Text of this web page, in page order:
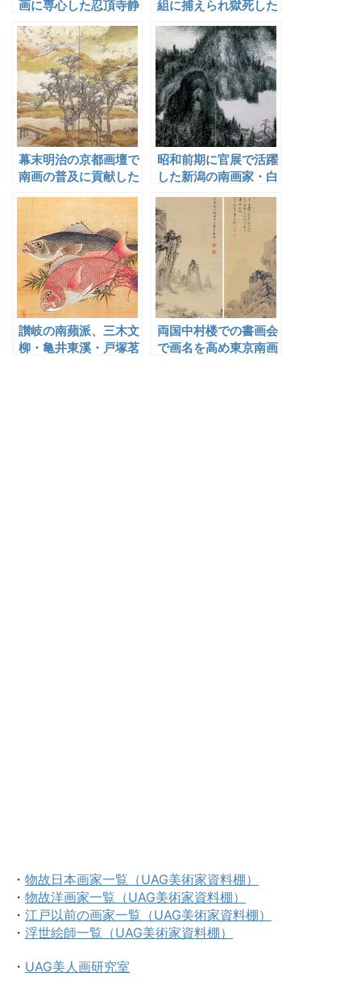
画に専心した忍頂寺静
組に捕えられ獄死した
幕末明治の京都画壇で
南画の普及に貢献した
昭和前期に官展で活躍
した新潟の南画家・白
讃岐の南蘋派、三木文
柳・亀井東溪・戸塚茗
両国中村楼での書画会
で画名を高め東京南画
・ 物故日本画家一覧（UAG美術家資料棚）
・ 物故洋画家一覧（UAG美術家資料棚）
・ 江戸以前の画家一覧（UAG美術家資料棚）
・ 浮世絵師一覧（UAG美術家資料棚）
・ UAG美人画研究室